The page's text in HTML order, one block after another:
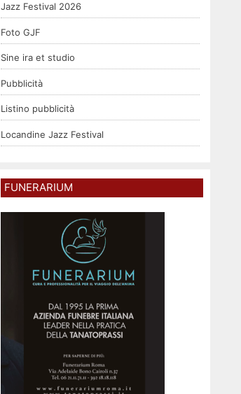
Jazz Festival 2026
Foto GJF
Sine ira et studio
Pubblicità
Listino pubblicità
Locandine Jazz Festival
FUNERARIUM